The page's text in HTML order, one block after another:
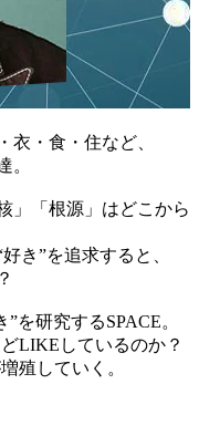
衣・食・住など、
。
」「根源」はどこから
き”を追求すると、
を研究するSPACE。
LIKEしているのか？
殖していく。